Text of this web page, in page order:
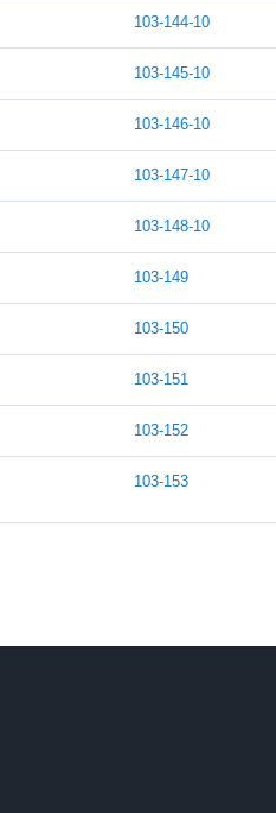
103-144-10
103-145-10
103-146-10
103-147-10
103-148-10
103-149
103-150
103-151
103-152
103-153